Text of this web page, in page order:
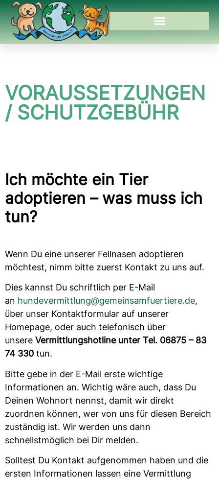
VORAUSSETZUNGEN
/ SCHUTZGEBÜHR
Ich möchte ein Tier
adoptieren – was muss ich
tun?
Wenn Du eine unserer Fellnasen adoptieren
möchtest, nimm bitte zuerst Kontakt zu uns auf.
Dies kannst Du schriftlich per E-Mail
an hundevermittlung@gemeinsamfuertiere.de,
über unser Kontaktformular auf unserer
Homepage, oder auch telefonisch über
unsere Vermittlungshotline unter Tel. 06875 – 83
74 330 tun.
Bitte gebe in der E-Mail erste wichtige
Informationen an. Wichtig wäre auch, dass Du
Deinen Wohnort nennst, damit wir direkt
zuordnen können, wer von uns für diesen Bereich
zuständig ist. Wir werden uns dann
schnellstmöglich bei Dir melden.
Solltest Du Kontakt aufgenommen haben und die
ersten Informationen lassen eine Vermittlung